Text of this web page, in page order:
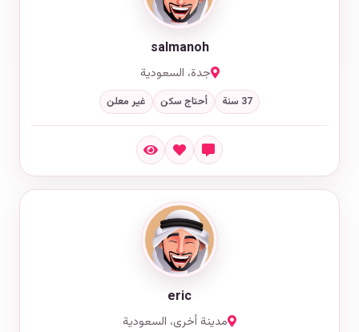
salmanoh
جدة، السعودية
37 سنة أحتاج سكن غير معلن
eric
مدينة أخرى، السعودية